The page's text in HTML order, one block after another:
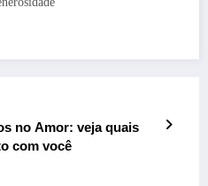
no Amor: veja quais
com você